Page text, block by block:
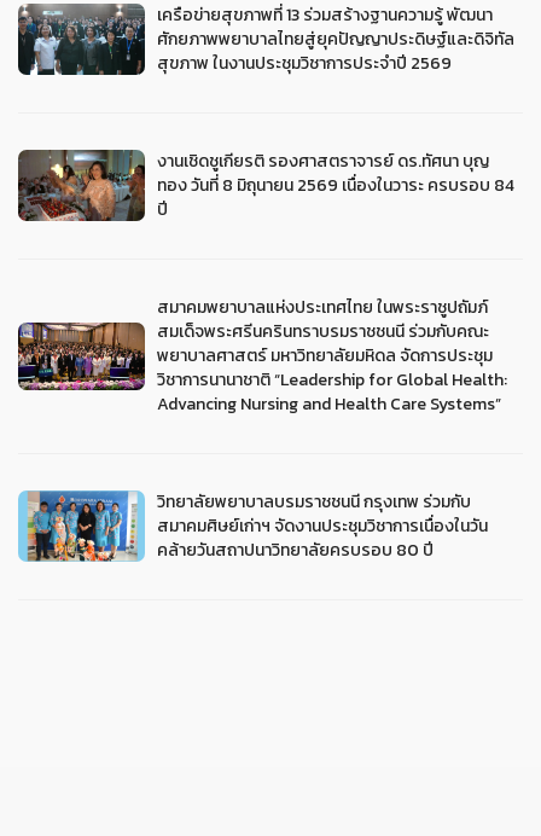
เครือข่ายสุขภาพที่ 13 ร่วมสร้างฐานความรู้ พัฒนา
ศักยภาพพยาบาลไทยสู่ยุคปัญญาประดิษฐ์และดิจิทัล
สุขภาพ ในงานประชุมวิชาการประจำปี 2569
งานเชิดชูเกียรติ รองศาสตราจารย์ ดร.ทัศนา บุญ
ทอง วันที่ 8 มิถุนายน 2569 เนื่องในวาระ ครบรอบ 84
ปี
สมาคมพยาบาลแห่งประเทศไทย ในพระราชูปถัมภ์
สมเด็จพระศรีนครินทราบรมราชชนนี ร่วมกับคณะ
พยาบาลศาสตร์ มหาวิทยาลัยมหิดล จัดการประชุม
วิชาการนานาชาติ “Leadership for Global Health:
Advancing Nursing and Health Care Systems”
วิทยาลัยพยาบาลบรมราชชนนี กรุงเทพ ร่วมกับ
สมาคมศิษย์เก่าฯ จัดงานประชุมวิชาการเนื่องในวัน
คล้ายวันสถาปนาวิทยาลัยครบรอบ 80 ปี